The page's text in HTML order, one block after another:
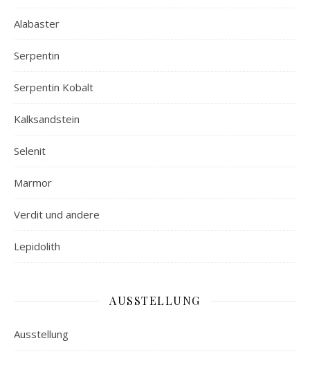
Alabaster
Serpentin
Serpentin Kobalt
Kalksandstein
Selenit
Marmor
Verdit und andere
Lepidolith
AUSSTELLUNG
Ausstellung